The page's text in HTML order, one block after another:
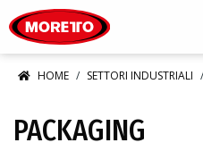
HOME SETTORI INDUSTRIALI
PACKAGING